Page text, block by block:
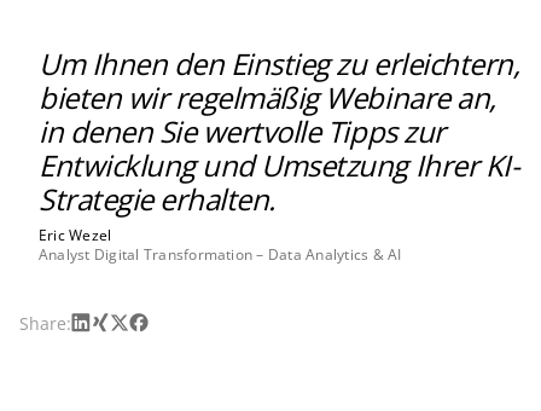
Um Ihnen den Einstieg zu erleichtern,
bieten wir regelmäßig Webinare an,
in denen Sie wertvolle Tipps zur
Entwicklung und Umsetzung Ihrer KI-
Strategie erhalten.
Eric Wezel
Analyst Digital Transformation – Data Analytics & AI
Share:LinkedIn
Xing
X Facebook